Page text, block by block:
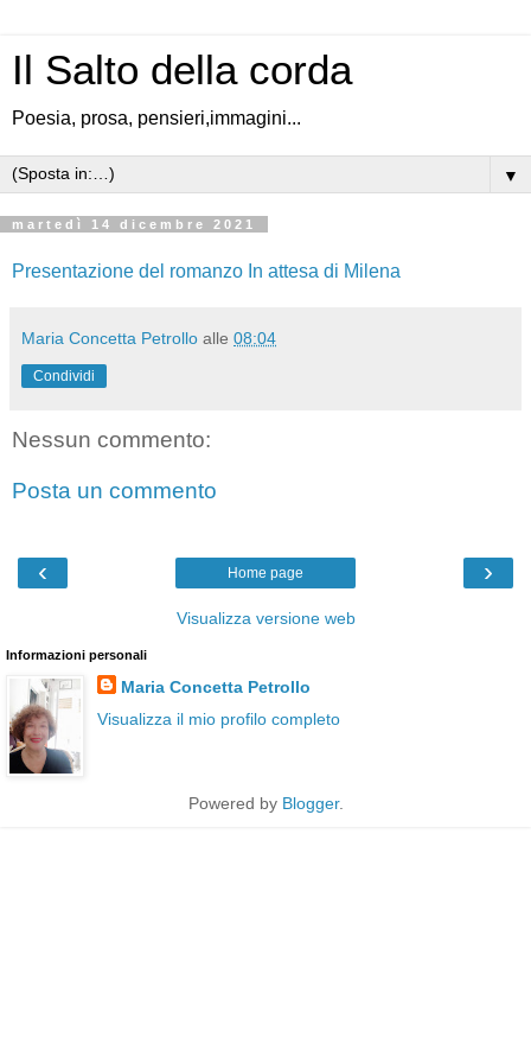
Il Salto della corda
Poesia, prosa, pensieri,immagini...
▼
martedì 14 dicembre 2021
Presentazione del romanzo In attesa di Milena
Maria Concetta Petrollo alle 08:04
Condividi
Nessun commento:
Posta un commento
‹ ›
Home page
Visualizza versione web
Informazioni personali
Maria Concetta Petrollo
Visualizza il mio profilo completo
Powered by Blogger.